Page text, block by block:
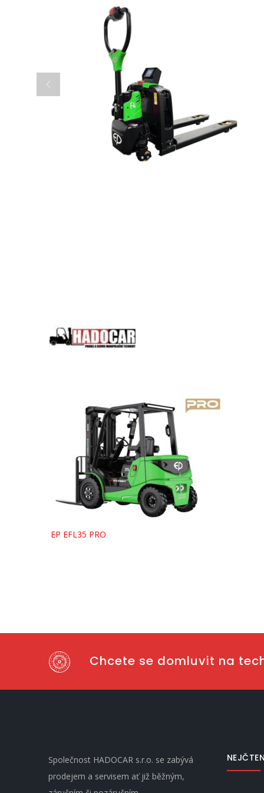
EP EFL35 PRO
Chcete se domluvit na
Společnost HADOCAR s.r.o. se zabývá
prodejem a servisem ať již běžným,